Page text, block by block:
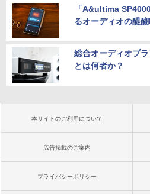
「A&ultima
るオーディオの醍
総合オーディオブ
とは何者か？
本サイトのご利用について
広告掲載のご案内
プライバシーポリシー